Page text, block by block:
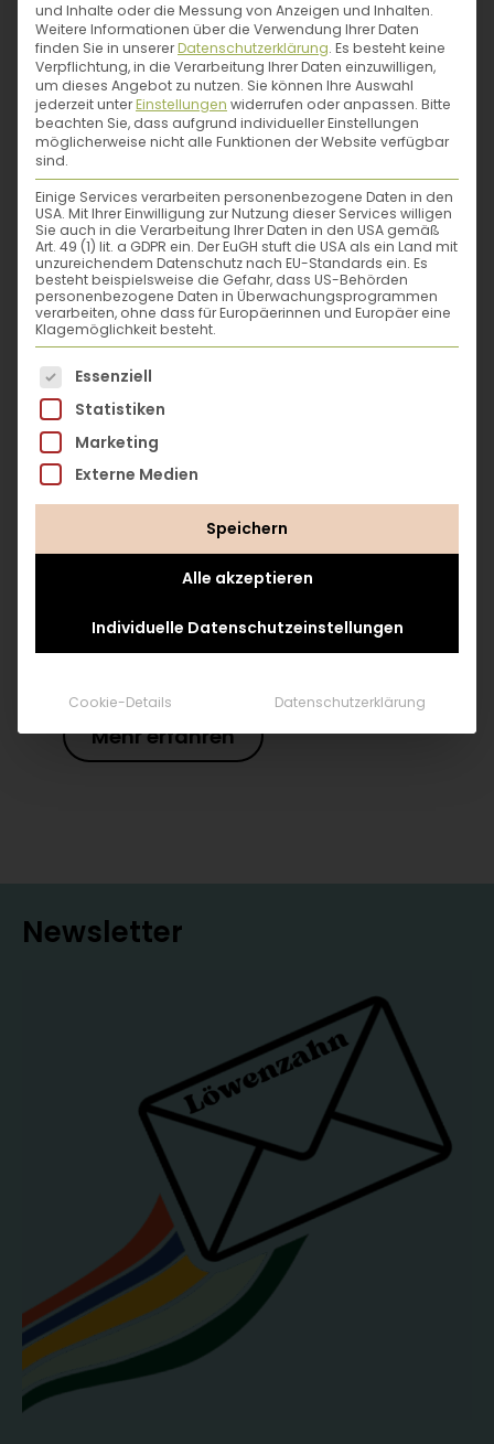
CHRISTINAS REZEPT FÜR SPRITZGEBÄCK:
EINFACH TRAUMHAFT!
Na, was naschst du immer als Erstes vom
Keksteller? Einer unserer Favoriten ist ja auf jeden
Fall das Spritzgebäck. So phänomenal mürb
zerbröselt es auf der Zunge und dann noch die
zartschmelzende Schokoglasur … Du möchtest
Spritzgebäck selber machen, aber dir vorher lieber
noch eine Ladung Tipps dazu holen? Dann lies hier
nach, welche Helferlein…
Mehr erfahren
GEH’ MIR AUF DEN WEIHNACHTSKEKS!
O du wohlschmeckende, süße Keksbackzeit – wir
freuen uns, dass du endlich wieder da bist! Die
ersten Schneeflocken fallen und draußen wird es
auf, wenn wir den Duft von Zimt und Schokolade
gierig aufsaugen. Damit sich unsere Küche aber in
eine Weihnachtsbäckerei verwandeln kann, in der
Mehr erfahren
Newsletter
und Inhalte oder die Messung von Anzeigen und Inhalten.
Weitere Informationen über die Verwendung Ihrer Daten
finden Sie in unsererDatenschutzerklärung. Es besteht keine
Verpflichtung, in die Verarbeitung Ihrer Daten einzuwilligen,
um dieses Angebot zu nutzen. Sie können Ihre Auswahl
jederzeit unterEinstellungen widerrufen oder anpassen. Bitte
beachten Sie, dass aufgrund individueller Einstellungen
möglicherweise nicht alle Funktionen der Website verfügbar
sind.
Einige Services verarbeiten personenbezogene Daten in den
USA. Mit Ihrer Einwilligung zur Nutzung dieser Services willigen
Sie auch in die Verarbeitung Ihrer Daten in den USA gemäß
Art. 49 (1) lit. a GDPR ein. Der EuGH stuft die USA als ein Land mit
unzureichendem Datenschutz nach EU-Standards ein. Es
besteht beispielsweise die Gefahr, dass US-Behörden
personenbezogene Daten in Überwachungsprogrammen
verarbeiten, ohne dass für Europäerinnen und Europäer eine
Klagemöglichkeit besteht.
Es folgt eine Liste der Service-Gruppen, für die
Essenziell
Statistiken
Marketing
Externe Medien
Speichern
Alle akzeptieren
Individuelle Datenschutzeinstellungen
Cookie-Details Datenschutzerklärung